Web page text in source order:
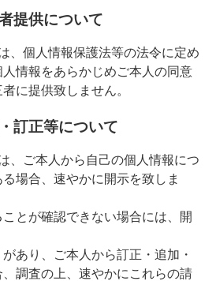
提供について
、個人情報保護法等の法令に定め
情報をあらかじめご本人の同意
に提供致しません。
訂正等について
、ご本人から自己の個人情報につ
場合、速やかに開示を致しま
とが確認できない場合には、開
あり、ご本人から訂正・追加・
調査の上、速やかにこれらの請